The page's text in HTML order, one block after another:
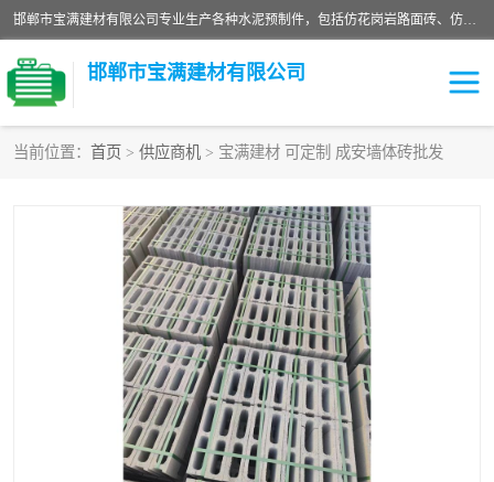
邯郸市宝满建材有限公司专业生产各种水泥预制件，包括仿花岗岩路面砖、仿花岗岩人行道砖、仿花岗岩路侧石、烧结砖、植草砖、码头砖连锁块、仿花岗岩路侧石、沙井盖、水泥盖板等各种水泥制品
邯郸市宝满建材有限公司
当前位置： 首页 > 供应商机 > 宝满建材 可定制 成安墙体砖批发
混凝土路沿石
便道砖
花岗岩路岩石 盲道砖
pc仿石砖